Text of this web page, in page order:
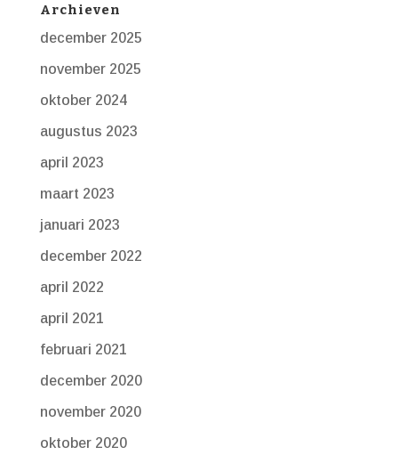
Archieven
december 2025
november 2025
oktober 2024
augustus 2023
april 2023
maart 2023
januari 2023
december 2022
april 2022
april 2021
februari 2021
december 2020
november 2020
oktober 2020